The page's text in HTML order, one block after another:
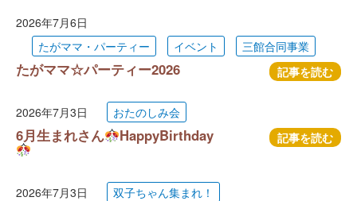
2026年7月6日
たがママ・パーティー
イベント 三館合同事業
たがママ☆パーティー2026 記事を読む
2026年7月3日 おたのしみ会
6月生まれさん HappyBirthday 記事を読む
2026年7月3日 双子ちゃん集まれ！